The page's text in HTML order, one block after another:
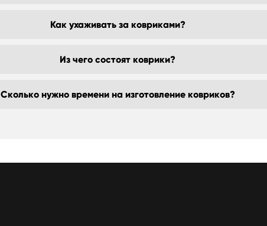
Как ухаживать за ковриками?
Из чего состоят коврики?
Сколько нужно времени на изготовление ковриков?